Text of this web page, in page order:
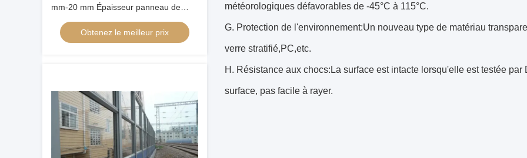
mm-20 mm Épaisseur panneau de
barrière acoustique résistant aux
intempériesObtenez le meilleur prix
météorologiques défavorables de -45°C à 115°C.
G. Protection de l'environnement:Un nouveau type de matériau
verre stratifié,PC,etc.
H. Résistance aux chocs:La surface est intacte lorsqu'elle est testée
surface, pas facile à rayer.